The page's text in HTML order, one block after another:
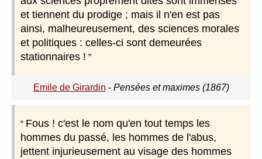
et tiennent du prodige ; mais il n'en est pas
ainsi, malheureusement, des sciences morales
et politiques : celles-ci sont demeurées
stationnaires !
Emile de Girardin - Pensées et maximes (1867)
Fous ! c'est le nom qu'en tout temps les
hommes du passé, les hommes de l'abus,
jettent injurieusement au visage des hommes